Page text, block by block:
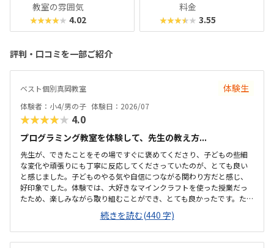
教室の雰囲気
★★★★★ 4.02
料金
★★★★★ 3.55
評判・口コミを一部ご紹介
ベスト個別真岡教室 体験生
体験者：小4/男の子 体験日：2026/07
★★★★★ 4.0
プログラミング教室を体験して、先生の教え方...
先生が、できたことをその場ですぐに褒めてくださり、子どもの些細
な変化や頑張りにも丁寧に反応してくださっていたのが、とても良い
と感じました。子どものやる気や自信につながる関わり方だと感じ、
好印象でした。体験では、大好きなマインクラフトを使った授業だっ
たため、楽しみながら取り組むことができ、とても良かったです。た
だ、今後もずっとマインクラフトを使った内容ではないと伺ったの
で、その後も興味を持って取り組めるかどうかは少し気になる点でし
た。教室は自宅から15分ほどの距離にあり、通いやすいと感じまし
た。また、駐車場もあるため、送り迎えもしやすく、安心して通わせ
続きを読む(440 字)